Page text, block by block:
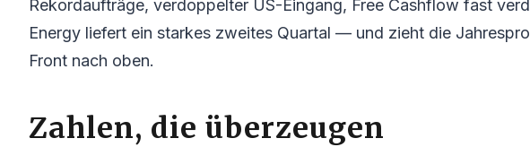
Rekordaufträge, verdoppelter US-Eingang, Free Cashflow fast
Energy liefert ein starkes zweites Quartal — und zieht die
Front nach oben.
Zahlen, die überzeugen